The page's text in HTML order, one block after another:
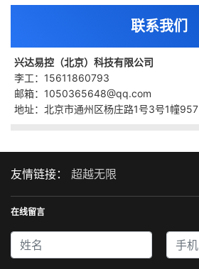
联系我们
兴达易控（北京）科技有限公司
李工：15611860793
邮箱：1050365648@qq.com
地址：北京市通州区杨庄路1号3号1幢957
友情链接： 超越无限
在线留言